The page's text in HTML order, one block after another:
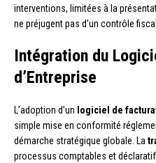
interventions, limitées à la
ne préjugent pas d’un contrôle
Intégration du
d’Entreprise
L’adoption d’un logiciel de
simple mise en conformité
démarche stratégique globale. La
processus comptables et